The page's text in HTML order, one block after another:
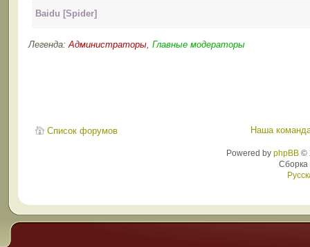
Baidu [Spider]
Легенда:Администраторы, Главные модераторы
Список форумов Наша
Powered by phpBB©